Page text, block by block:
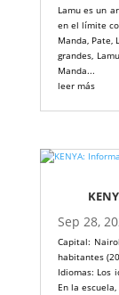
Lamu es un
en el límite
Manda, Pate,
grandes,
Manda...
leer más
Sep 28,
Capital:
habitantes
Idiomas: Los
En la